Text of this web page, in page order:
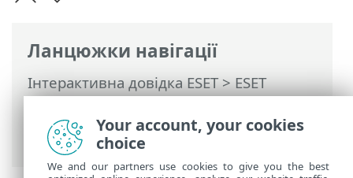
Ланцюжки навігації
Інтерактивна довідка ESET>ESET
Mobile Security>Загальний опис ESET
Mobile Security > Нові функції та
можливості
Your account, your cookies
choice
We and our partners use cookies to give you the best